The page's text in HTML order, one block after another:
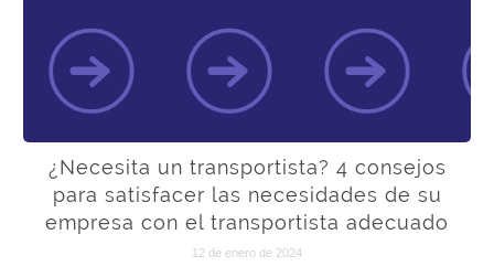
¿Necesita un transportista? 4 consejos
para satisfacer las necesidades de su
empresa con el transportista adecuado
12 de enero de 2024